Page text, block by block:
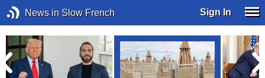
News in Slow French Sign In